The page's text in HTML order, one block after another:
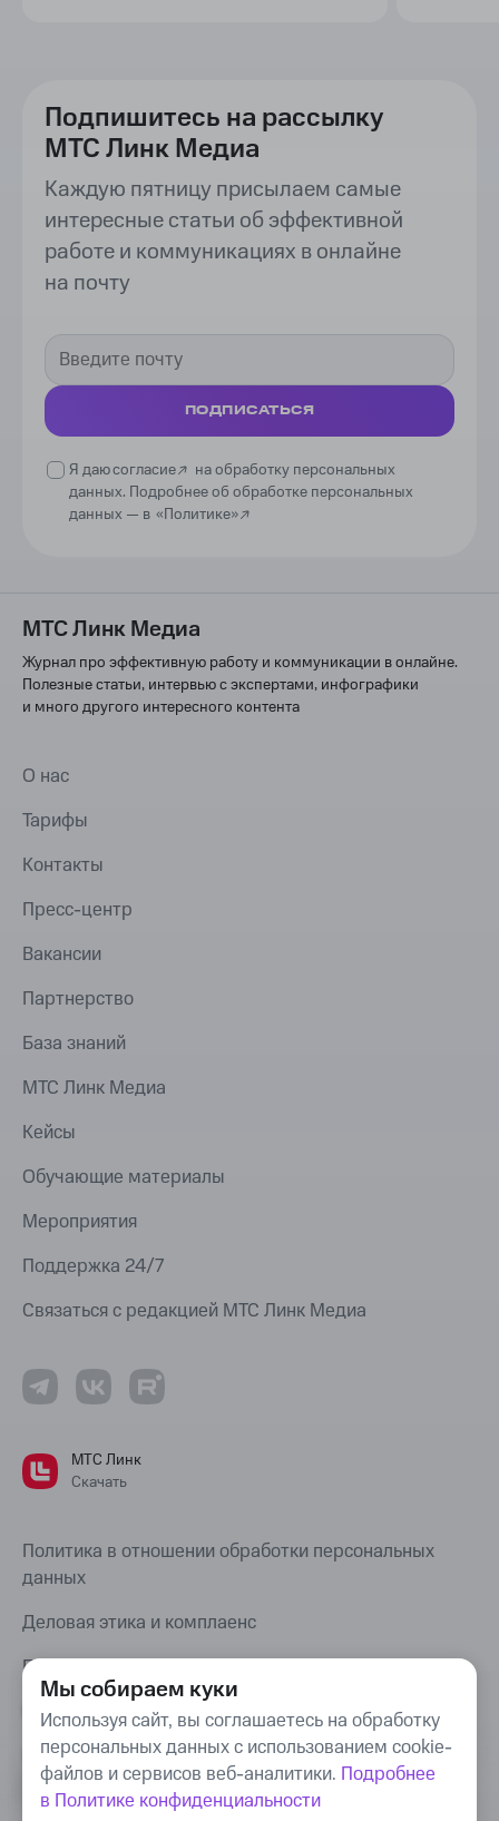
Мы собираем куки
Используя сайт, вы соглашаетесь на обработку
персональных данных с использованием cookie-
файлов и сервисов веб-аналитики. Подробнее
в Политике конфиденциальности
Подпишитесь на рассылку
МТС Линк Медиа
Каждую пятницу присылаем самые
интересные статьи об эффективной
работе и коммуникациях в онлайне
на почту
ПОДПИСАТЬСЯ
Я даюсогласие
на обработку персональных
данных. Подробнее об обработке персональных
данных — в «Политике»
МТС Линк Медиа
Журнал про эффективную работу и коммуникации в онлайне.
Полезные статьи, интервью с экспертами, инфографики
и много другого интересного контента
О нас
Тарифы
Контакты
Пресс-центр
Вакансии
Партнерство
База знаний
МТС Линк Медиа
Кейсы
Обучающие материалы
Мероприятия
Поддержка 24/7
Связаться с редакцией МТС Линк Медиа
МТС Линк
Скачать
Политика в отношении обработки персональных
данных
Деловая этика и комплаенс
Правовая информация
Карта сайта
Bug Bounty